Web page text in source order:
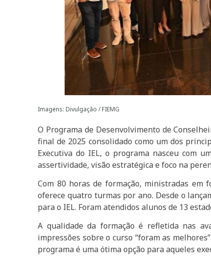
Imagens: Divulgação / FIEMG
O Programa de Desenvolvimento de
final de 2025 consolidado como um dos
Executiva do IEL, o programa nasceu com
assertividade, visão estratégica e foco na
Com 80 horas de formação, ministradas
oferece quatro turmas por ano. Desde o
para o IEL. Foram atendidos alunos de 13
A qualidade da formação é refletida nas
impressões sobre o curso “foram as
programa é uma ótima opção para aqueles